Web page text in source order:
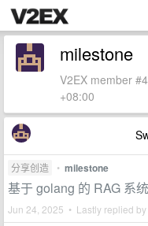
milestone
V2EX member
+08:00
分享创造 • milestone
基于 golang 的 RAG 系
Jun 24, 2025 • Lastly replied by